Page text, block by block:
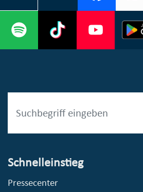
Schnelleinstieg
Pressecenter